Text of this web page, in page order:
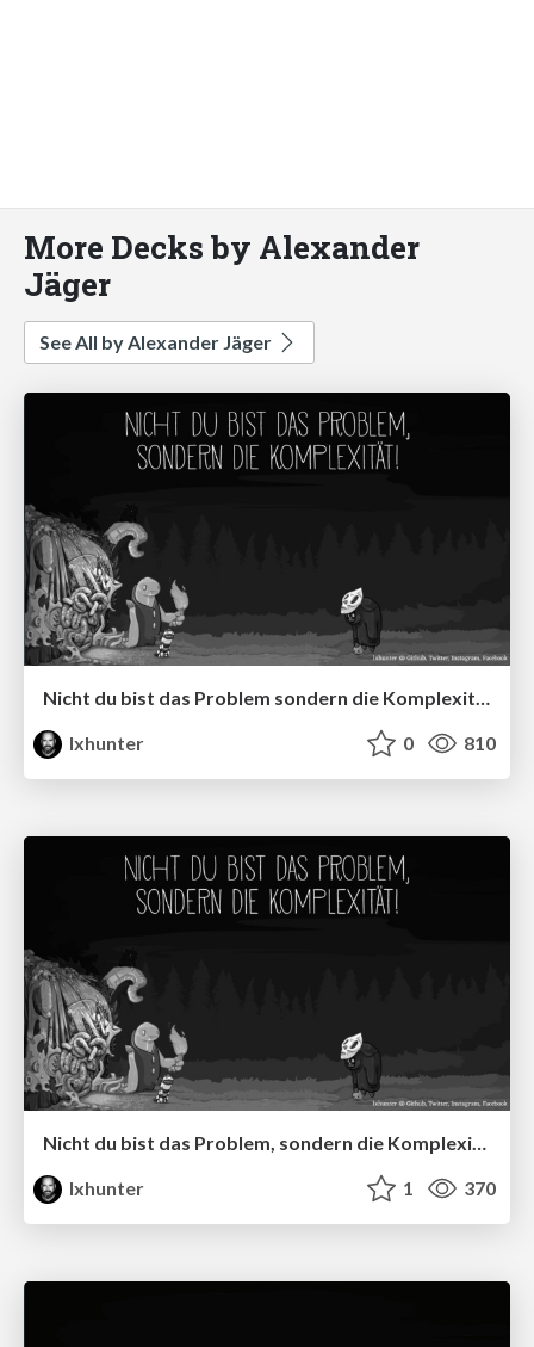
More Decks by Alexander
Jäger
See All by Alexander Jäger
Nicht du bist das Problem sondern die Komplexität! (extended Version)
lxhunter
0 810
lxhunter
1 370